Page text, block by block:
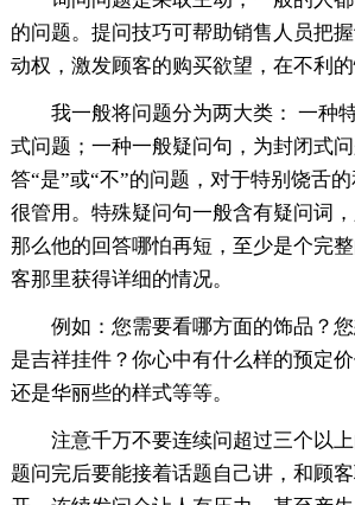
的问题。提问技巧可帮助销售人员把
动权，激发顾客的购买欲望，在不利的
我一般将问题分为两大类： 一种
式问题；一种一般疑问句，为封闭式
答“是”或“不”的问题，对于特别饶舌
很管用。特殊疑问句一般含有疑问词
那么他的回答哪怕再短，至少是个完
客那里获得详细的情况。
例如：您需要看哪方面的饰品？
是吉祥挂件？你心中有什么样的预定
还是华丽些的样式等等。
注意千万不要连续问超过三个以
题问完后要能接着话题自己讲，和顾